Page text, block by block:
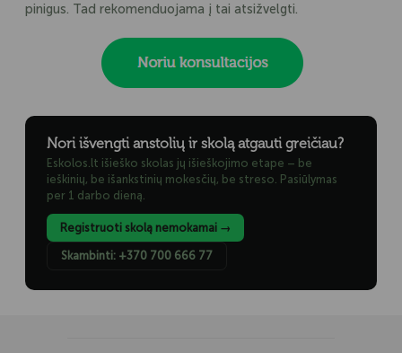
pinigus. Tad rekomenduojama į tai atsižvelgti.
Nori išvengti anstolių ir skolą atgauti greičiau?
Eskolos.lt išieško skolas jų išieškojimo etape – be
ieškinių, be išankstinių mokesčių, be streso. Pasiūlymas
per 1 darbo dieną.
Registruoti skolą nemokamai →
Skambinti: +370 700 666 77